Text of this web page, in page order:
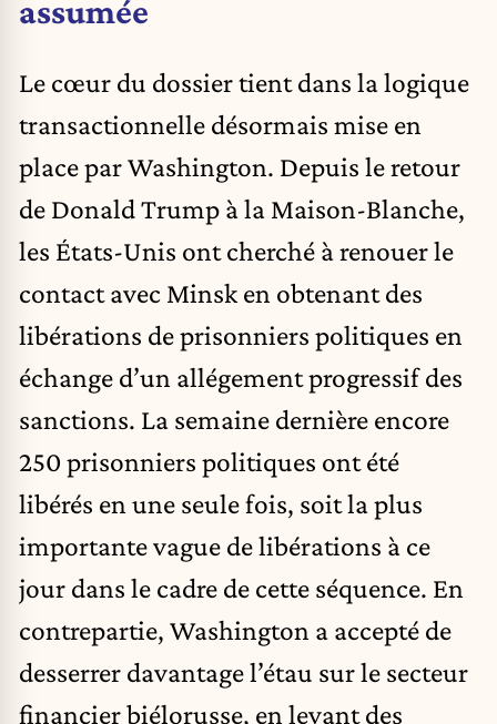
assumée
Le cœur du dossier tient dans la logique
transactionnelle désormais mise en
place par Washington. Depuis le retour
de Donald Trump à la Maison-Blanche,
les États-Unis ont cherché à renouer le
contact avec Minsk en obtenant des
libérations de prisonniers politiques en
échange d’un allégement progressif des
sanctions. La semaine dernière encore
250 prisonniers politiques ont été
libérés en une seule fois, soit la plus
importante vague de libérations à ce
jour dans le cadre de cette séquence. En
contrepartie, Washington a accepté de
desserrer davantage l’étau sur le secteur
financier biélorusse, en levant des